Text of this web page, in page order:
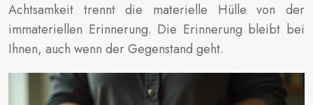
Achtsamkeit trennt die materielle Hülle von der
immateriellen Erinnerung. Die Erinnerung bleibt bei
Ihnen, auch wenn der Gegenstand geht.